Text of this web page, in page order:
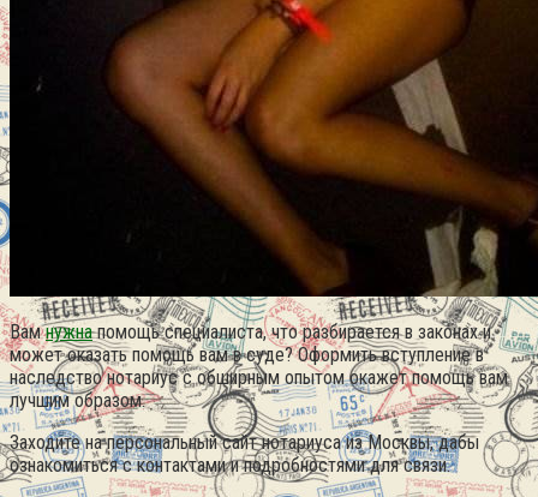
Вамнужнапомощь специалиста, что разбирается в законах и
может оказать помощь вам в суде? Оформить вступление в
наследство нотариус с обширным опытом окажет помощь вам
лучшим образом.
Заходите на персональный сайт нотариуса из Москвы, дабы
ознакомиться с контактами и подробностями для связи.